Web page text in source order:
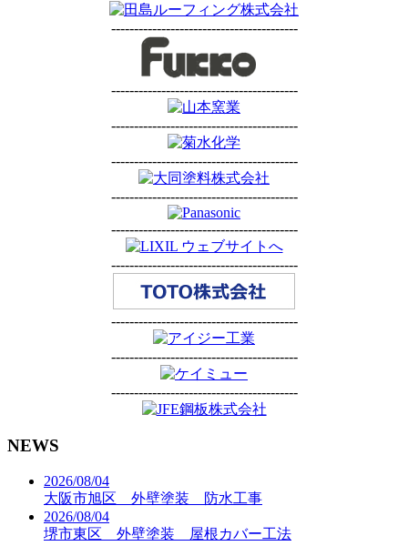
-----------------------------------------
-----------------------------------------
-----------------------------------------
-----------------------------------------
-----------------------------------------
-----------------------------------------
-----------------------------------------
-----------------------------------------
-----------------------------------------
-----------------------------------------
NEWS
2026/08/04
大阪市旭区 外壁塗装 防水工事
2026/08/04
堺市東区 外壁塗装 屋根カバー工法